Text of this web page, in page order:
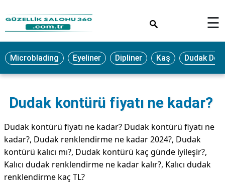
MAKYAJ
MİCROBLADİNG
LAZER
PROTEZ
TIRNAK
PEELİNG
ERKEK
☰
Microblading Eyeliner Dipliner Kaş Dudak
Dudak kontürü fiyatı ne kadar?
Dudak kontürü fiyatı ne kadar? Dudak kontürü fiyatı ne
kadar?, Dudak renklendirme ne kadar 2024?, Dudak
kontürü kalıcı mı?, Dudak kontürü kaç günde iyileşir?,
Kalıcı dudak renklendirme ne kadar kalır?, Kalıcı dudak
renklendirme kaç TL?